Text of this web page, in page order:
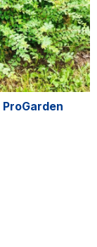
ProGarden